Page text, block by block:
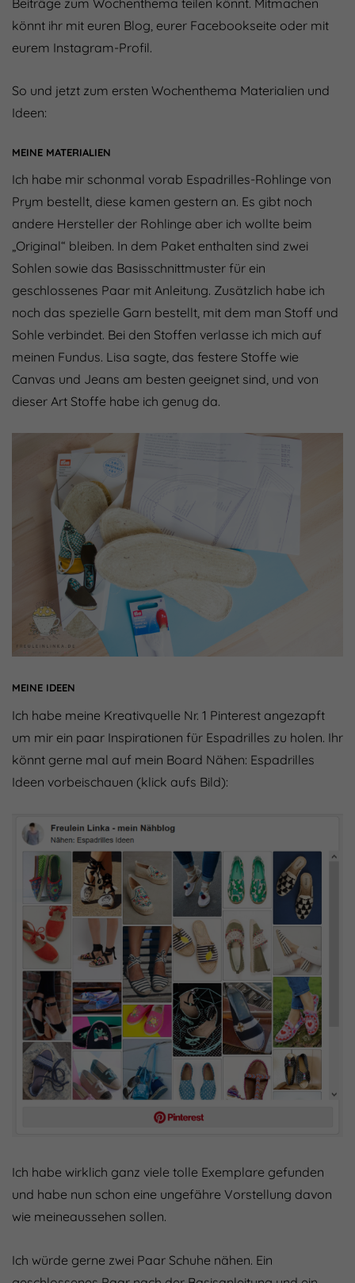
könnt ihr mit euren Blog, eurer Facebookseite oder mit
eurem Instagram-Profil.
So und jetzt zum ersten Wochenthema Materialien und
Ideen:
MEINE MATERIALIEN
Ich habe mir schonmal vorab Espadrilles-Rohlinge von
Prym bestellt, diese kamen gestern an. Es gibt noch
andere Hersteller der Rohlinge aber ich wollte beim
„Original“ bleiben. In dem Paket enthalten sind zwei
Sohlen sowie das Basisschnittmuster für ein
geschlossenes Paar mit Anleitung. Zusätzlich habe ich
noch das spezielle Garn bestellt, mit dem man Stoff und
Sohle verbindet. Bei den Stoffen verlasse ich mich auf
meinen Fundus. Lisa sagte, das festere Stoffe wie
Canvas und Jeans am besten geeignet sind, und von
dieser Art Stoffe habe ich genug da.
MEINE IDEEN
Ich habe meine Kreativquelle Nr. 1 Pinterest angezapft
um mir ein paar Inspirationen für Espadrilles zu holen. Ihr
könnt gerne mal auf mein Board Nähen: Espadrilles
Ideen vorbeischauen (klick aufs Bild):
Ich habe wirklich ganz viele tolle Exemplare gefunden
und habe nun schon eine ungefähre Vorstellung davon
wie meineaussehen sollen.
Ich würde gerne zwei Paar Schuhe nähen. Ein